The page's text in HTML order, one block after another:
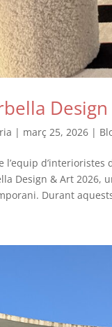
| març 25, 2026 |
l’equip
Design & Art 2026,
Durant